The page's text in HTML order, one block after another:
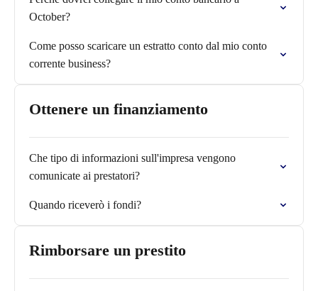
October?
Come posso scaricare un estratto conto dal mio conto
corrente business?
Ottenere un finanziamento
Che tipo di informazioni sull'impresa vengono
comunicate ai prestatori?
Quando riceverò i fondi?
Rimborsare un prestito